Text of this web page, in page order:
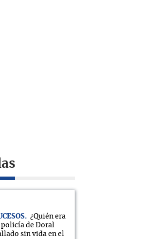
¿Quién era
policía de Doral
sin vida en el